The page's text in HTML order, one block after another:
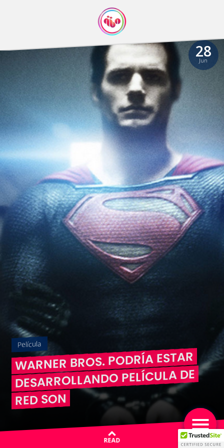
28
Jun
Película
WARNER BROS. PODRÍA ESTAR
DESARROLLANDO PELÍCULA DE
RED SON
READ